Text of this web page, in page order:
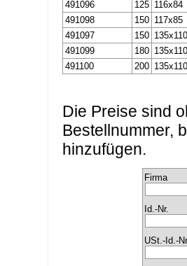
491096
125 116x84
491098
150 117x85
491097
150 135x110
491099
180 135x110
491100
200 135x110
Die Preise sind
Bestellnummer,
hinzufügen.
Firma
Id.-Nr.
USt.-Id.-